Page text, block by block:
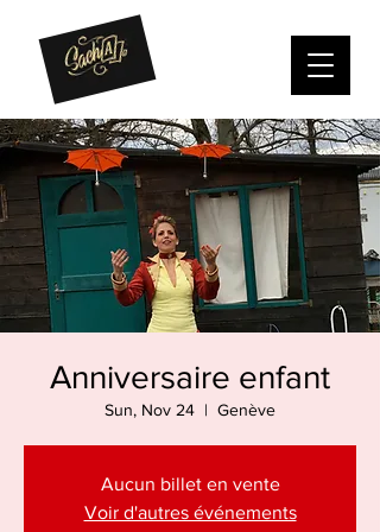
Anniversaire enfant
Sun, Nov 24
  |
Genève
Aucun billet en vente
Voir d'autres événements